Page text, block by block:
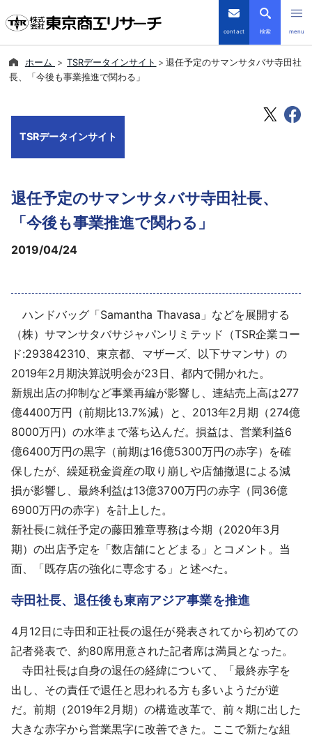
contact 検索 menu
倒産・注目企業情報
会社案内
導入事例
採用情報
よくあるご質問
English
ホーム TSRデータインサイト
退任予定のサマンサタバサ寺田社
長、「今後も事業推進で関わる」
TSRデータインサイト
退任予定のサマンサタバサ寺田社長、
「今後も事業推進で関わる」
2019/04/24
ハンドバッグ「Samantha Thavasa」などを展開する
（株）サマンサタバサジャパンリミテッド（TSR企業コー
ド:293842310、東京都、マザーズ、以下サマンサ）の
2019年2月期決算説明会が23日、都内で開かれた。
新規出店の抑制など事業再編が影響し、連結売上高は277
億4400万円（前期比13.7%減）と、2013年2月期（274億
8000万円）の水準まで落ち込んだ。損益は、営業利益6
億6400万円の黒字（前期は16億5300万円の赤字）を確
保したが、繰延税金資産の取り崩しや店舗撤退による減
損が影響し、最終利益は13億3700万円の赤字（同36億
6900万円の赤字）を計上した。
新社長に就任予定の藤田雅章専務は今期（2020年3月
期）の出店予定を「数店舗にとどまる」とコメント。当
面、「既存店の強化に専念する」と述べた。
寺田社長、退任後も東南アジア事業を推進
4月12日に寺田和正社長の退任が発表されてから初めての
記者発表で、約80席用意された記者席は満員となった。
寺田社長は自身の退任の経緯について、「最終赤字を
出し、その責任で退任と思われる方も多いようだが逆
だ。前期（2019年2月期）の構造改革で、前々期に出した
大きな赤字から営業黒字に改善できた。ここで新たな組